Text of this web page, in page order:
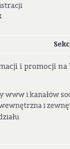
i promocji na
www i kanałów
i